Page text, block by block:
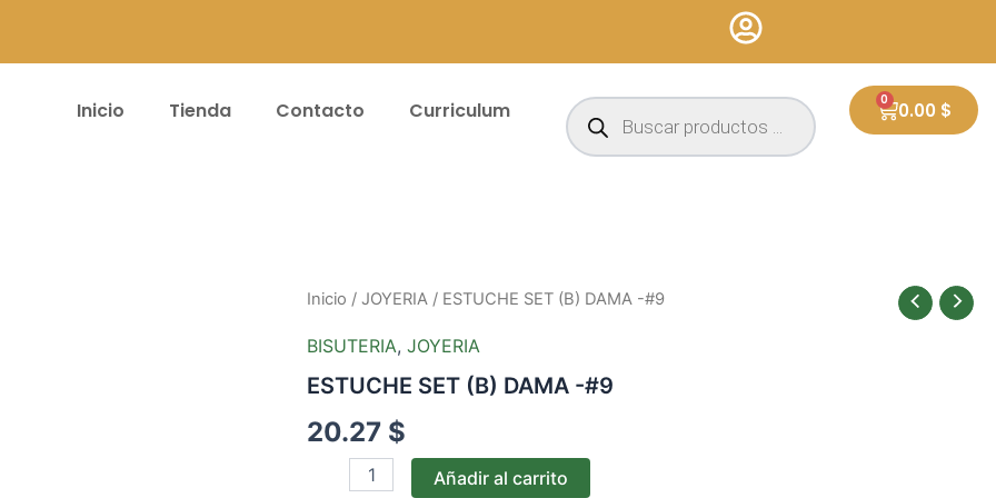
Inicio Tienda Contacto Curriculum
Búsqueda
de
productos
0.00 $
0
Cart
Inicio /JOYERIA / ESTUCHE SET (B) DAMA -#9
BISUTERIA,JOYERIA
ESTUCHE SET (B) DAMA -#9
20.27 $
ESTUCHE
(B)
-
cantidad
Añadir al carrito